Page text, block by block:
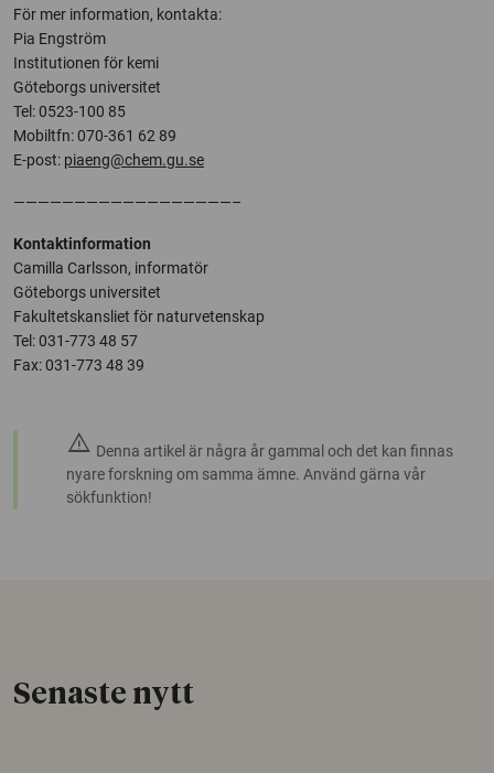
För mer information, kontakta:
Pia Engström
Institutionen för kemi
Göteborgs universitet
Tel: 0523-100 85
Mobiltfn: 070-361 62 89
E-post: piaeng@chem.gu.se
——————————————————–
Kontaktinformation
Camilla Carlsson, informatör
Göteborgs universitet
Fakultetskansliet för naturvetenskap
Tel: 031-773 48 57
Fax: 031-773 48 39
warning Denna artikel är några år gammal och det kan finnas
nyare forskning om samma ämne. Använd gärna vår
sökfunktion!
Senaste nytt